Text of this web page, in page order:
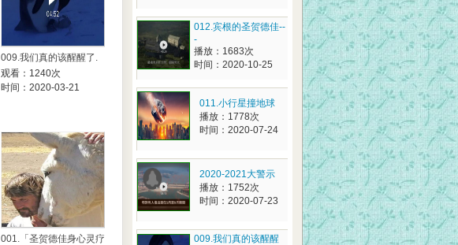
009.我们真的该醒醒了.
观看：1240次
时间：2020-03-21
001.「圣贺德佳身心灵疗
012.宾根的圣贺德佳--
-
播放：1683次
时间：2020-10-25
011.小行星撞地球
播放：1778次
时间：2020-07-24
2020-2021大警示
播放：1752次
时间：2020-07-23
009.我们真的该醒醒